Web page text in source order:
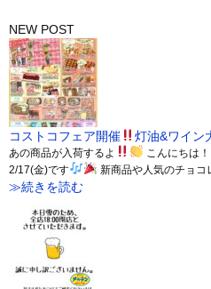
NEW POST
コストコフェア開催 灯油&ワイン
あの商品が入荷するよ
こんにちは
2/17(金)です
新商品や人気のチョコ
≫続きを読む